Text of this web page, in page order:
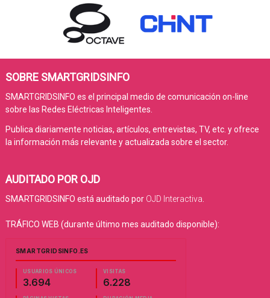
SOBRE SMARTGRIDSINFO
SMARTGRIDSINFO es el principal medio de comunicación on-line
sobre las Redes Eléctricas Inteligentes.
Publica diariamente noticias, artículos, entrevistas, TV, etc. y ofrece
la información más relevante y actualizada sobre el sector.
AUDITADO POR OJD
SMARTGRIDSINFO está auditado por OJD Interactiva
TRÁFICO WEB (durante último mes auditado disponible):